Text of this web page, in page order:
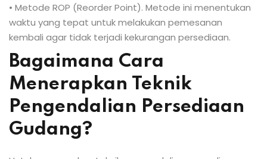
• Metode ROP (Reorder Point). Metode ini menentukan
waktu yang tepat untuk melakukan pemesanan
kembali agar tidak terjadi kekurangan persediaan.
Bagaimana Cara
Menerapkan Teknik
Pengendalian Persediaan
Gudang?